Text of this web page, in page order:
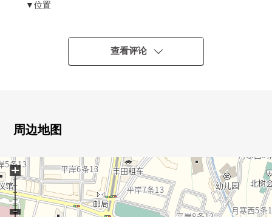
▼位置
・1991年1月築
・阳台面积：8.64平米(约2.61坪)
・也在亮的LDK为南西可以度过生活。
・能瞭望客厅的开放式厨房
・约15.2张塌塌米LDK是能家族舒适地渡过的面积。
・全居室有收纳，和感觉清醒可以使用居住空间。
查看评论
周边地图
+